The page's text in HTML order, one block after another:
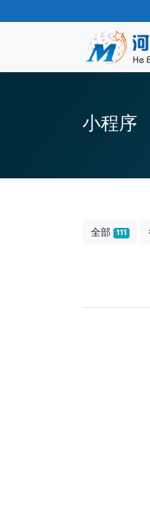
小程序
全部 111